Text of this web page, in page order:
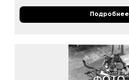
Подробнее